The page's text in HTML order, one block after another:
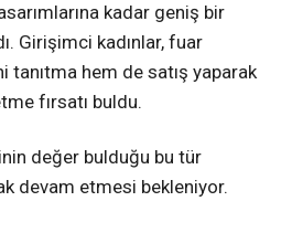
kadar geniş bir
Girişimci kadınlar, fuar
tanıtma hem de satış yaparak
fırsatı buldu.
değer bulduğu bu tür
devam etmesi bekleniyor.